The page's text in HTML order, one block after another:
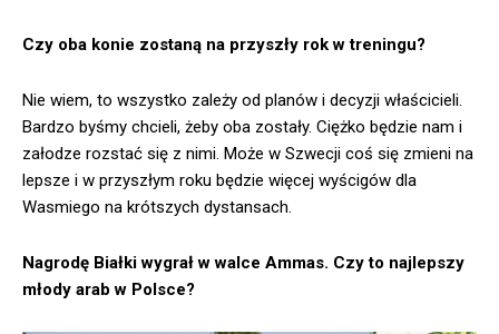
Czy oba konie zostaną na przyszły rok w treningu?
Nie wiem, to wszystko zależy od planów i decyzji właścicieli.
Bardzo byśmy chcieli, żeby oba zostały. Ciężko będzie nam i
załodze rozstać się z nimi. Może w Szwecji coś się zmieni na
lepsze i w przyszłym roku będzie więcej wyścigów dla
Wasmiego na krótszych dystansach.
Nagrodę Białki wygrał w walce Ammas. Czy to najlepszy
młody arab w Polsce?